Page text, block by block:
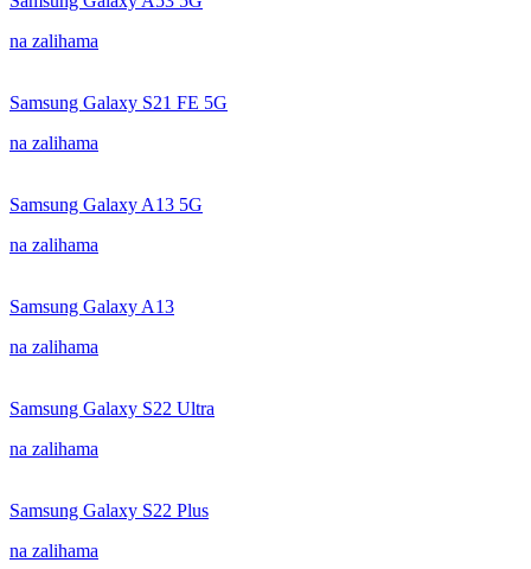
na zalihama
Samsung Galaxy S21 FE 5G
na zalihama
Samsung Galaxy A13 5G
na zalihama
Samsung Galaxy A13
na zalihama
Samsung Galaxy S22 Ultra
na zalihama
Samsung Galaxy S22 Plus
na zalihama